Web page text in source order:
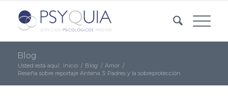
Blog
Usted está aquí: Inicio / Blog / Amor /
Reseña sobre reportaje Antena 3: Padres y la sobreprotección